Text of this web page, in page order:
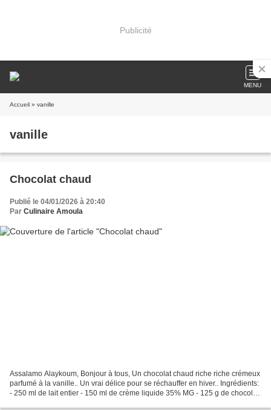
Publicité
MENU
Accueil » vanille
vanille
Chocolat chaud
Publié le 04/01/2026 à 20:40
Par Culinaire Amoula
Assalamo Alaykoum, Bonjour à tous, Un chocolat chaud riche riche crémeux
parfumé à la vanille.. Un vrai délice pour se réchauffer en hiver.. Ingrédients:
- 250 ml de lait entier - 150 ml de crème liquide 35% MG - 125 g de chocolat